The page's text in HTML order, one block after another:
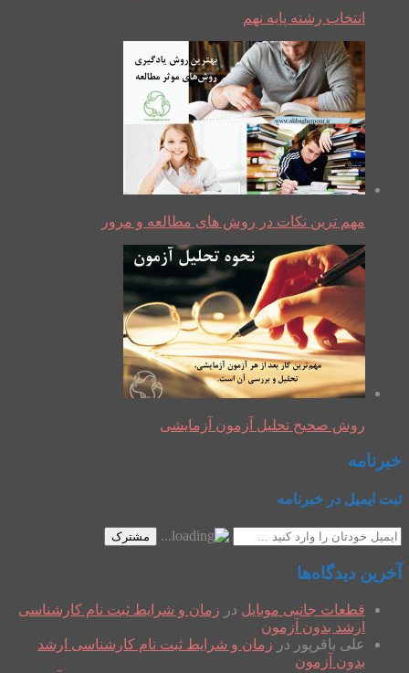
انتخاب رشته پایه نهم
مهم ترین نکات در روش های مطالعه و مرور
روش صحیح تحلیل آزمون آزمایشی
خبرنامه
ثبت ایمیل در خبرنامه
مشترک
آخرین دیدگاه‌ها
قطعات جانبی موبایل در زمان و شرایط ثبت نام کارشناسی
ارشد بدون آزمون
علی باقرپور در زمان و شرایط ثبت نام کارشناسی ارشد
بدون آزمون